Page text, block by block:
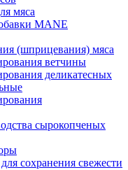
мяса
MANE
(шприцевания) мяса
ветчины
деликатесных
сырокопченых
сохранения свежести